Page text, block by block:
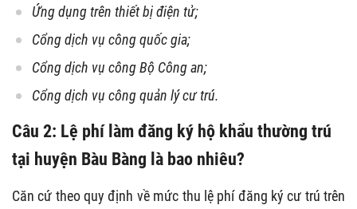
Ứng dụng trên thiết bị điện tử;
Cổng dịch vụ công quốc gia;
Cổng dịch vụ công Bộ Công an;
Cổng dịch vụ công quản lý cư trú.
Câu 2: Lệ phí làm đăng ký hộ khẩu thường trú
tại huyện Bàu Bàng là bao nhiêu?
Căn cứ theo quy định về mức thu lệ phí đăng ký cư trú trên